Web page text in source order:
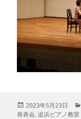
投
稿
2023年5月23日
発表会,追浜ピアノ教室